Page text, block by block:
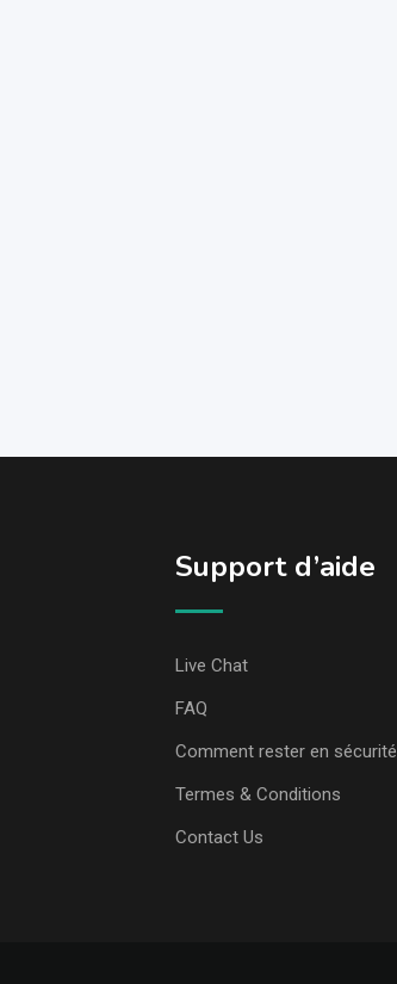
Support d’aide
Live Chat
FAQ
Comment rester en sécurité
Termes & Conditions
Contact Us